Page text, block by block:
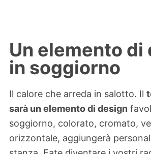
Un elemento di
in soggiorno
Il calore che arreda in salotto. Il
sarà un elemento di design
soggiorno, colorato, cromato,
orizzontale, aggiungerà